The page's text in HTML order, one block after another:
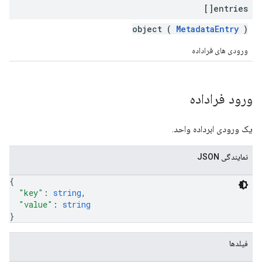
entries[]
object ( MetadataEntry )
ورودی های فراداده
ورود فراداده
یک ورودی ابرداده واحد.
نمایندگی JSON
{
"key" : string,
"value" : string
}
فیلدها